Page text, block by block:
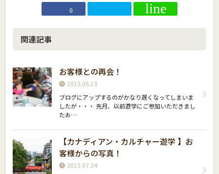
0
関連記事
お客様との再会！
2015.06.13
ブログにアップするのがかなり遅くなってしまいま
したが・・・ 先月、以前遊学にご参加いただきまし
たお…
【カナディアン・カルチャー遊学 】お
客様からの写真！
2015.07.24